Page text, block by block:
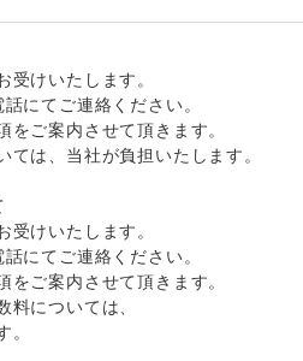
受けいたします。
にてご連絡ください。
をご案内させて頂きます。
ては、当社が負担いたします。
受けいたします。
にてご連絡ください。
をご案内させて頂きます。
料については、
。